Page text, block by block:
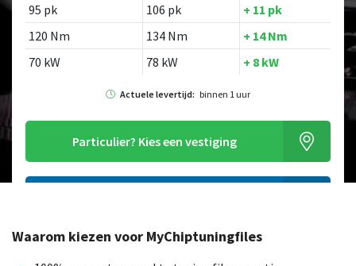
95 pk
106 pk
+ 11 pk
120 Nm
134 Nm
+ 14 Nm
70 kW
78 kW + 8 kW
Actuele levertijd: binnen 1 uur
Particulier? Kies een vestiging
Op zoek naar een ander model?
Waarom kiezen voor MyChiptuningfiles